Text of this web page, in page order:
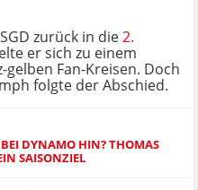
zurück in die2.
er sich zu einem
Fan-Kreisen. Doch
folgte der Abschied.
BEI DYNAMO HIN? THOMAS
SAISONZIEL